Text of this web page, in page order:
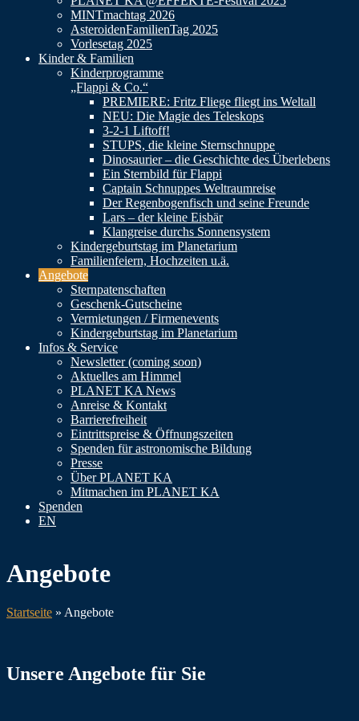
MINTmachtag 2026
AsteroidenFamilienTag 2025
Vorlesetag 2025
Kinder & Familien
Kinderprogramme
„Flappi & Co.“
PREMIERE: Fritz Fliege fliegt ins Weltall
NEU: Die Magie des Teleskops
3-2-1 Liftoff!
STUPS, die kleine Sternschnuppe
Dinosaurier – die Geschichte des Überlebens
Ein Sternbild für Flappi
Captain Schnuppes Weltraumreise
Der Regenbogenfisch und seine Freunde
Lars – der kleine Eisbär
Klangreise durchs Sonnensystem
Kindergeburtstag im Planetarium
Familienfeiern, Hochzeiten u.ä.
Angebote
Sternpatenschaften
Geschenk-Gutscheine
Vermietungen / Firmenevents
Kindergeburtstag im Planetarium
Infos & Service
Newsletter (coming soon)
Aktuelles am Himmel
PLANET KA News
Anreise & Kontakt
Barrierefreiheit
Eintrittspreise & Öffnungszeiten
Spenden für astronomische Bildung
Presse
Über PLANET KA
Mitmachen im PLANET KA
Spenden
EN
Angebote
Startseite » Angebote
Unsere Angebote für Sie